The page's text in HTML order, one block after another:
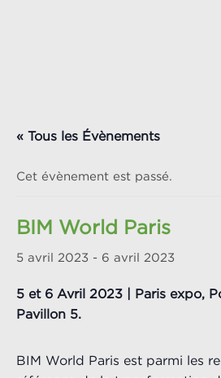
« Tous les Évènements
Cet évènement est passé.
BIM World Paris
5 avril 2023 - 6 avril 2023
5 et 6 Avril 2023 | Paris expo,
Pavillon 5.
BIM World Paris est parmi les